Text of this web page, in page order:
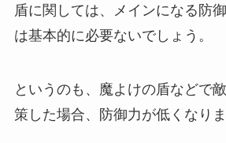
盾に関しては、メインになる防
は基本的に必要ないでしょう。
というのも、魔よけの盾などで
策した場合、防御力が低くなりま